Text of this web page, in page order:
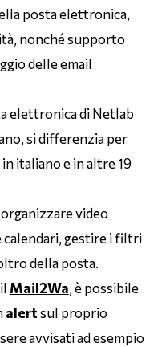
posta elettronica,
nonché supporto
delle email
elettronica di Netlab
si differenzia per
italiano e in altre 19
video
gestire i filtri
della posta.
Mail2Wa, è possibile
alertsul proprio
avvisati ad esempio